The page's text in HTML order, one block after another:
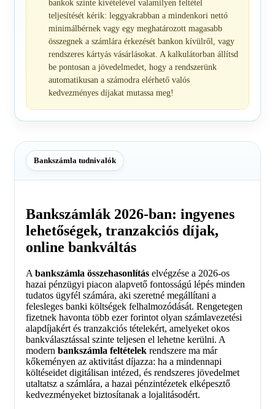
bankok szinte kivételével valamilyen feltétel
teljesítését kérik: leggyakrabban a mindenkori nettó
minimálbérnek vagy egy meghatározott magasabb
összegnek a számlára érkezését bankon kívülről, vagy
rendszeres kártyás vásárlásokat. A kalkulátorban állítsd
be pontosan a jövedelmedet, hogy a rendszerünk
automatikusan a számodra elérhető valós
kedvezményes díjakat mutassa meg!
Bankszámla tudnivalók
Bankszámlák 2026-ban: ingyenes
lehetőségek, tranzakciós díjak,
online bankváltás
A bankszámla összehasonlítás elvégzése a 2026-os
hazai pénzügyi piacon alapvető fontosságú lépés minden
tudatos ügyfél számára, aki szeretné megállítani a
felesleges banki költségek felhalmozódását. Rengetegen
fizetnek havonta több ezer forintot olyan számlavezetési
alapdíjakért és tranzakciós tételekért, amelyeket okos
bankválasztással szinte teljesen el lehetne kerülni. A
modern bankszámla feltételek rendszere ma már
kőkeményen az aktivitást díjazza: ha a mindennapi
költéseidet digitálisan intézed, és rendszeres jövedelmet
utaltatsz a számlára, a hazai pénzintézetek elképesztő
kedvezményeket biztosítanak a lojalitásodért.